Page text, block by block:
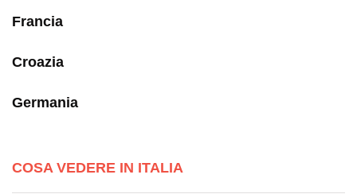
Francia
Croazia
Germania
COSA VEDERE IN ITALIA